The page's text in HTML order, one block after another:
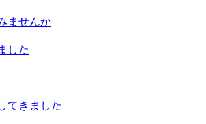
ませんか
した
てきました